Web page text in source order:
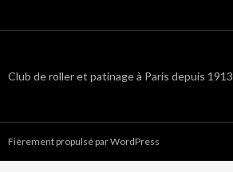
Club de roller et patinage à Paris depuis 1913
Fièrement propulsé par WordPress